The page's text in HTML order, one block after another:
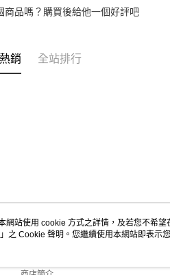
商品嗎？購買後給他一個好評吧
銷 全站排行
關於我們
網站使用 cookie 方式之詳情，及若您不希
」之 Cookie 聲明。您繼續使用本網站即表示